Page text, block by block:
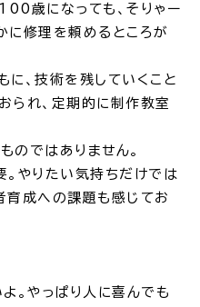
100歳になっても、そりゃー
に修理を頼めるところが
に、技術を残していくこと
られ、定期的に制作教室
のではありません。
。やりたい気持ちだけでは
育成への課題も感じてお
。やっぱり人に喜んでも